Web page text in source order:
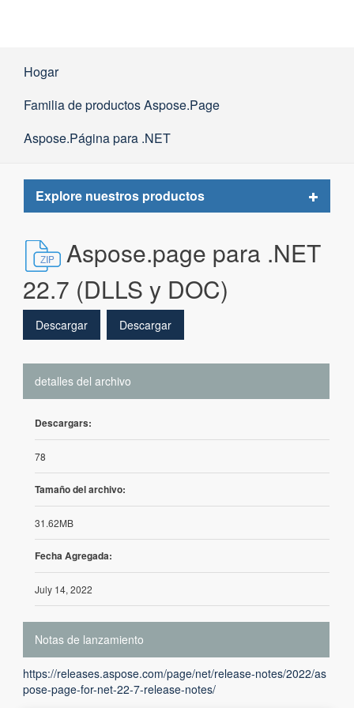
Hogar
Familia de productos Aspose.Page
Aspose.Página para .NET
Explore nuestros productos
Toggle
Aspose.page para .NET
22.7 (DLLS y DOC)
Descargar Descargar
detalles del archivo
Descargars:
78
Tamaño del archivo:
31.62MB
Fecha Agregada:
July 14, 2022
Notas de lanzamiento
https://releases.aspose.com/page/net/release-notes/2022/as
pose-page-for-net-22-7-release-notes/